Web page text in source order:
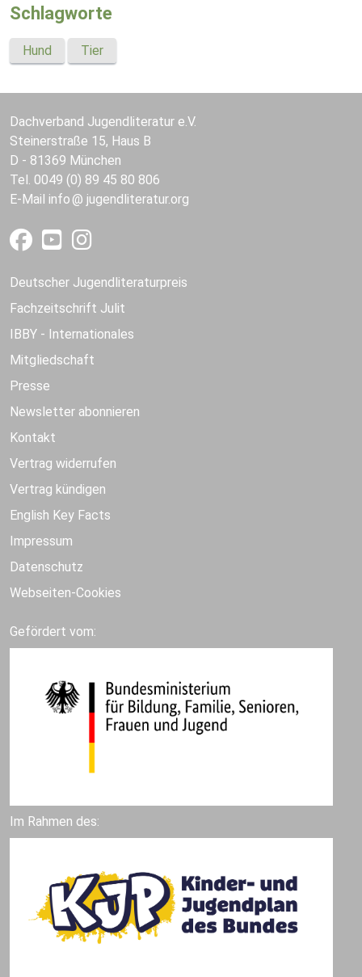
Schlagworte
Hund Tier
Dachverband Jugendliteratur e.V.
Steinerstraße 15, Haus B
D - 81369 München
Tel. 0049 (0) 89 45 80 806
E-Mail info jugendliteratur.org
Deutscher Jugendliteraturpreis
Fachzeitschrift Julit
IBBY - Internationales
Mitgliedschaft
Presse
Newsletter abonnieren
Kontakt
Vertrag widerrufen
Vertrag kündigen
English Key Facts
Impressum
Datenschutz
Webseiten-Cookies
Gefördert vom:
Im Rahmen des: